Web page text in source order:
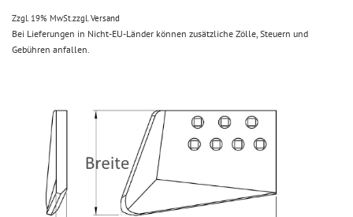
Zzgl. 19% MwSt.zzgl. Versand
Bei Lieferungen in Nicht-EU-Länder können zusätzliche Zölle, Steuern und
Gebühren anfallen.